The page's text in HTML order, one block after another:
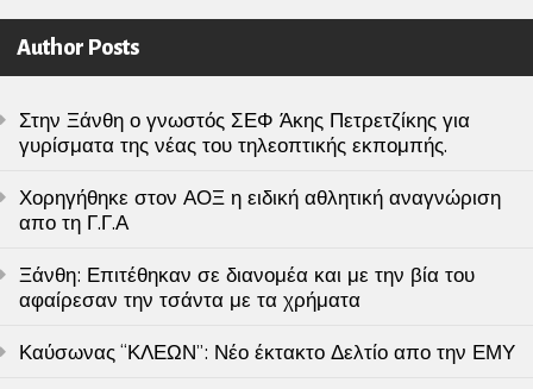
Author Posts
Στην Ξάνθη ο γνωστός ΣΕΦ Άκης Πετρετζίκης για
γυρίσματα της νέας του τηλεοπτικής εκπομπής.
Χορηγήθηκε στον ΑΟΞ η ειδική αθλητική αναγνώριση
απο τη Γ.Γ.Α
Ξάνθη: Επιτέθηκαν σε διανομέα και με την βία του
αφαίρεσαν την τσάντα με τα χρήματα
Καύσωνας “ΚΛΕΩΝ”: Νέο έκτακτο Δελτίο απο την ΕΜΥ